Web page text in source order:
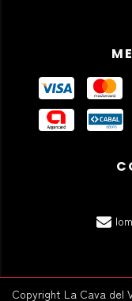
Copyright La Cava del